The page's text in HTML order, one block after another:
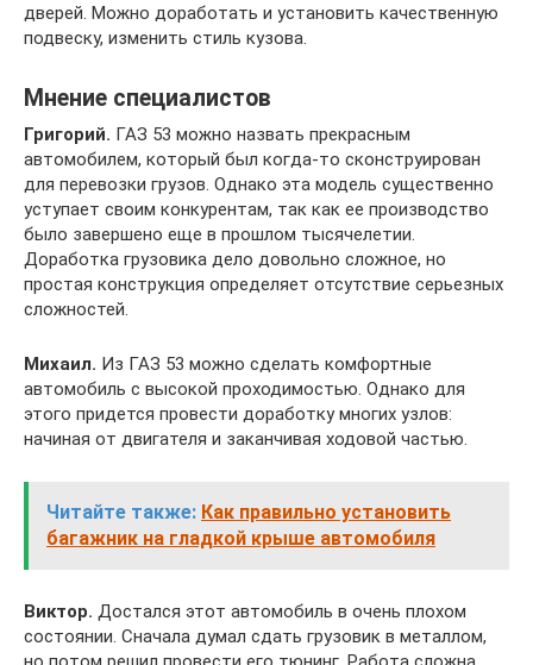
дверей. Можно доработать и установить качественную
подвеску, изменить стиль кузова.
Мнение специалистов
Григорий. ГАЗ 53 можно назвать прекрасным
автомобилем, который был когда-то сконструирован
для перевозки грузов. Однако эта модель существенно
уступает своим конкурентам, так как ее производство
было завершено еще в прошлом тысячелетии.
Доработка грузовика дело довольно сложное, но
простая конструкция определяет отсутствие серьезных
сложностей.
Михаил. Из ГАЗ 53 можно сделать комфортные
автомобиль с высокой проходимостью. Однако для
этого придется провести доработку многих узлов:
начиная от двигателя и заканчивая ходовой частью.
Читайте также: Как правильно установить
багажник на гладкой крыше автомобиля
Виктор. Достался этот автомобиль в очень плохом
состоянии. Сначала думал сдать грузовик в металлом,